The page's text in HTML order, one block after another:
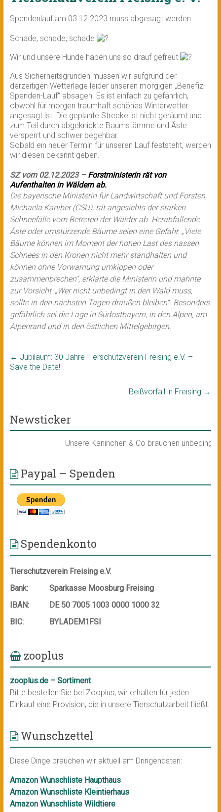
Spendenlauf am 03.12.2023 muss abgesagt werden
Schade, schade, schade
Wir und unsere Hunde haben uns so drauf gefreut
Aus Sicherheitsgründen müssen wir aufgrund der
derzeitigen Wetterlage leider unseren morgigen „Benefiz-
Spenden-Lauf“ absagen. Es ist einfach zu gefährlich,
obwohl für morgen traumhaft schönes Winterwetter
angesagt ist. Die geplante Strecke ist nicht geräumt und
zum Teil durch abgeknickte Baumstämme und Äste
versperrt und schwer begehbar.
Sobald ein neuer Termin für unseren Lauf feststeht, werden
wir diesen bekannt geben.
SZ vom 02.12.2023 – Forstministerin rät von
Aufenthalten in Wäldern ab.
Die bayerische Ministerin für Landwirtschaft und Forsten,
Michaela Kaniber (CSU), rät angesichts der starken
Schneefälle vom Betreten der Wälder ab. Herabfallende
Äste oder umstürzende Bäume seien eine Gefahr. „Viele
Bäume können im Moment der hohen Last des nassen
Schnees in den Kronen nicht mehr standhalten und
können ohne Vorwarnung umkippen oder
zusammenbrechen“, erklärte die Ministerin und mahnte
zur Vorsicht: „Wer nicht unbedingt in den Wald muss,
sollte in den nächsten Tagen draußen bleiben“. Besonders
gefährlich sei die Lage in Südostbayern, in den Alpen, am
Alpenrand und in den östlichen Mittelgebirgen.
← Jubiläum: 30 Jahre Tierschutzverein Freising e.V. –
Save the Date!
Beißvorfall in Freising →
Newsticker
Unsere Kaninchen & Co brauchen unbedingt
Paypal – Spenden
Spendenkonto
Tierschutzverein Freising e.V.
Bank:
Sparkasse Moosburg Freising
IBAN:
DE 50 7005 1003 0000 1000 32
BIC:
BYLADEM1FSI
zooplus
zooplus.de – Sortiment
Bitte bestellen Sie bei Zooplus, wir erhalten für jeden
Einkauf eine Provision, die in unsere Tierschutzarbeit fließt.
Wunschzettel
Diese Dinge brauchen wir aktuell am Dringendsten:
Amazon Wunschliste Haupthaus
Amazon Wunschliste Kleintierhaus
Amazon Wunschliste Wildtiere